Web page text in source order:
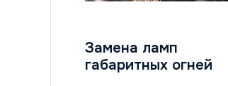
Замена ламп
габаритных огней